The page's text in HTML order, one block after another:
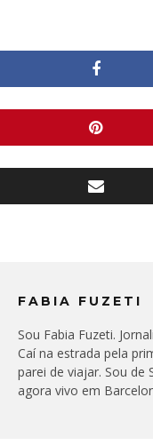
FABIA FUZETI
Sou Fabia Fuzeti.
Caí na estrada pela
parei de viajar. Sou de
agora vivo em